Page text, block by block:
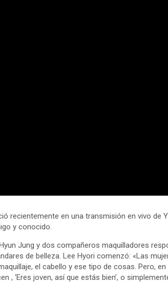
recientemente en una transmisión en vivo de
y conocido.
Jung y dos compañeros maquilladores
de belleza. Lee Hyori comenzó: «Las
el cabello y ese tipo de cosas. Pero,
, ‘Eres joven, así que estás bien’, o